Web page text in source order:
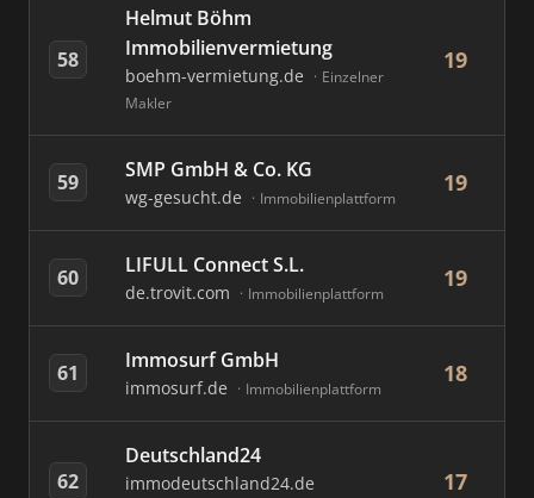
58
Helmut Böhm
Immobilienvermietung
boehm-vermietung.de
Einzelner
Makler
19
59 SMP GmbH & Co. KG
wg-gesucht.de Immobilienplattform
19
60 LIFULL Connect S.L.
de.trovit.com Immobilienplattform
19
61 Immosurf GmbH
immosurf.de Immobilienplattform
18
62
Deutschland24
immodeutschland24.de 17